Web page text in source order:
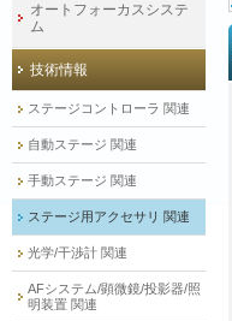
オートフォーカスシステ
ム
技術情報
ステージコントローラ 関連
自動ステージ 関連
手動ステージ 関連
ステージ用アクセサリ 関連
光学/干渉計 関連
AFシステム/顕微鏡/投影器/照
明装置 関連